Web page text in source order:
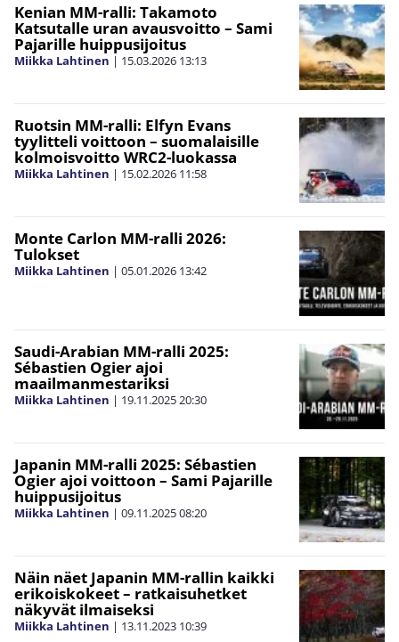
Kenian MM-ralli: Takamoto
Katsutalle uran avausvoitto – Sami
Pajarille huippusijoitus
Miikka Lahtinen | 15.03.2026 13:13
Ruotsin MM-ralli: Elfyn Evans
tyylitteli voittoon – suomalaisille
kolmoisvoitto WRC2-luokassa
Miikka Lahtinen | 15.02.2026 11:58
Monte Carlon MM-ralli 2026:
Tulokset
Miikka Lahtinen | 05.01.2026 13:42
Saudi-Arabian MM-ralli 2025:
Sébastien Ogier ajoi
maailmanmestariksi
Miikka Lahtinen | 19.11.202520:30
Japanin MM-ralli 2025: Sébastien
Ogier ajoi voittoon – Sami Pajarille
huippusijoitus
Miikka Lahtinen | 09.11.202508:20
Näin näet Japanin MM-rallin kaikki
erikoiskokeet – ratkaisuhetket
näkyvät ilmaiseksi
Miikka Lahtinen | 13.11.2023 10:39